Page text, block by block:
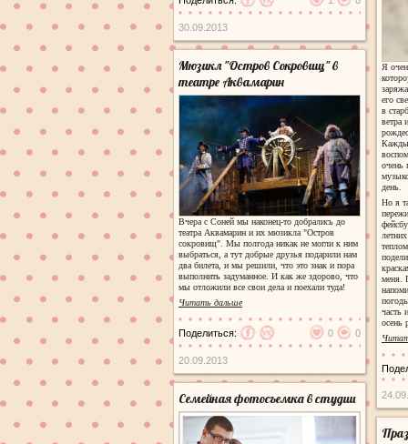
30.09.2013
Мюзикл "Остров Сокровищ" в
театре Аквамарин
Вчера с Соней мы наконец-то добрались до
театра Аквамарин и их мюзикла "Остров
сокровищ". Мы полгода никак не могли к ним
выбраться, а тут добрые друзья подарили нам
два билета, и мы решили, что это знак и пора
выполнить задуманное. И как же здорово, что
мы отложили все свои дела и поехали туда!
Читать дальше
Поделиться: 0 0
20.09.2013
Семейная фотосъемка в студии
Я
его
в
ветра
очень
день.
Но я
меня.
часть
осень